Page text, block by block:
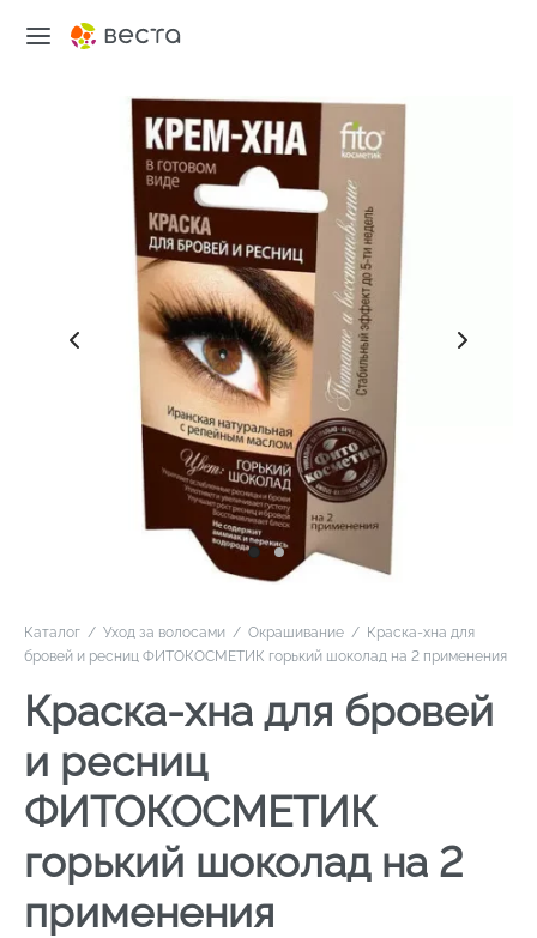
Каталог / Уход за волосами / Окрашивание / Краска-хна для
бровей и ресниц ФИТОКОСМЕТИК горький шоколад на 2 применения
Краска-хна для бровей
и ресниц
ФИТОКОСМЕТИК
горький шоколад на 2
применения